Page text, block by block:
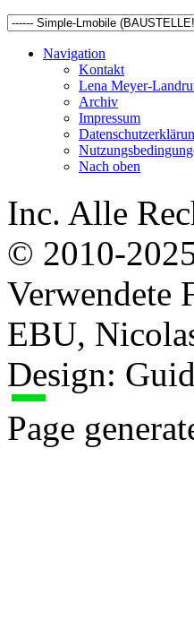
Navigation
Kontakt
Lena Meyer-
Archiv
Impressum
Nach oben
Inc. Alle
© 2010-
Verwendete
EBU,
Design:
Page